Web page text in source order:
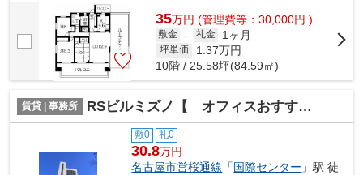
バルコニー付きです！
35万円 (管理費等：30,000円 )
敷金 - 礼金 1ヶ月
坪単価 1.37万円
10階 / 25.58坪(84.59㎡)
賃貸 | 事務所 RSビルミズノ【 オフィスおすすめ 】
敷0 礼0
30.8万円
名古屋市営桜通線 「国際センター 」駅 徒